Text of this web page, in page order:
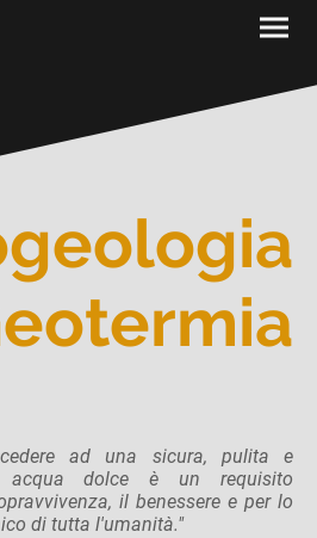
ad una sicura, pulita e
acqua dolce è un requisito
il benessere e per lo
di tutta l'umanità."